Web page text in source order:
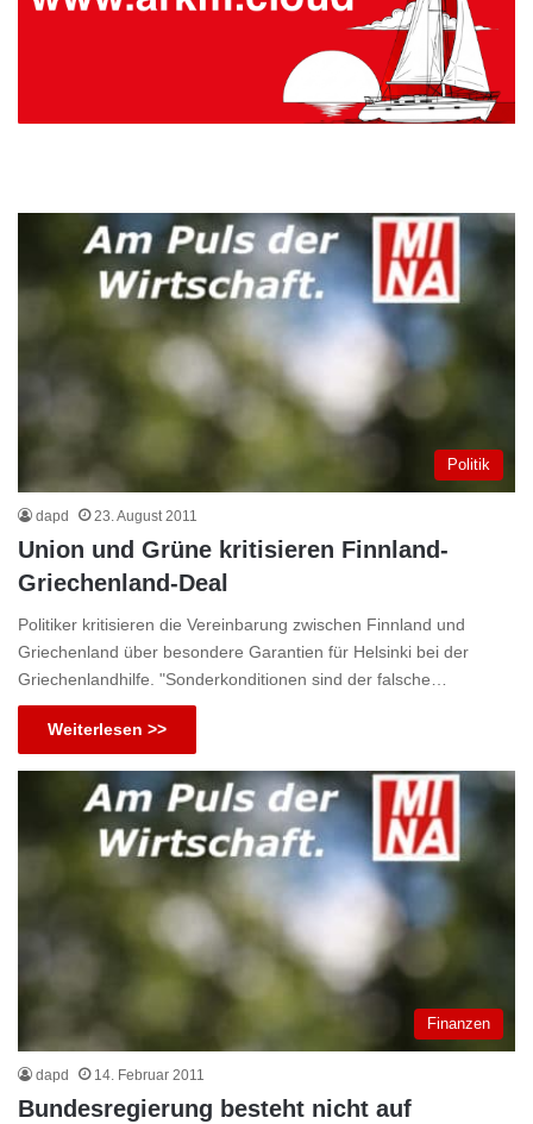
Politik
dapd 23. August 2011
Union und Grüne kritisieren Finnland-
Griechenland-Deal
Politiker kritisieren die Vereinbarung zwischen Finnland und
Griechenland über besondere Garantien für Helsinki bei der
Griechenlandhilfe. "Sonderkonditionen sind der falsche…
Weiterlesen >>
Finanzen
dapd 14. Februar 2011
Bundesregierung besteht nicht auf